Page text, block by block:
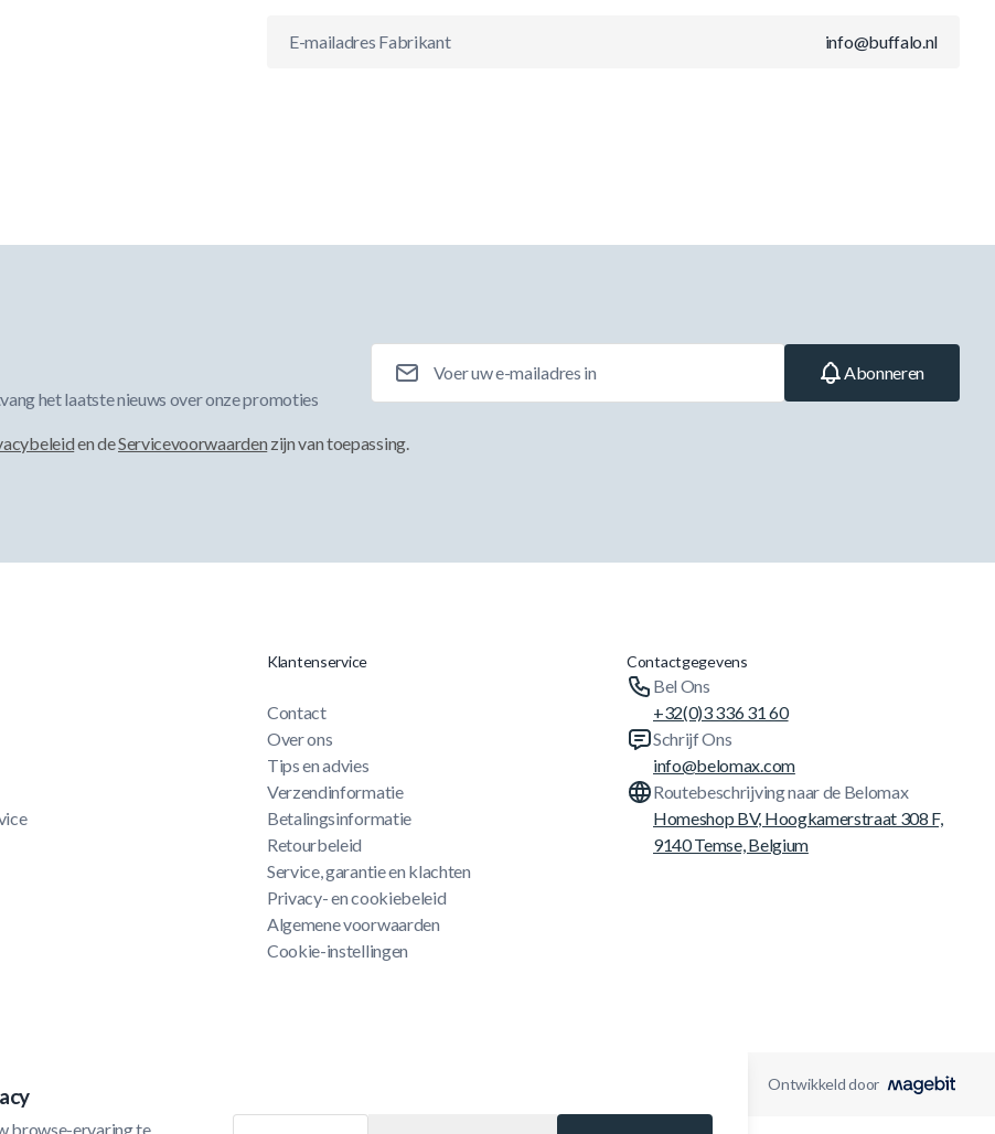
E-mailadres Fabrikant info@buffalo.nl
browse-ervaring te
het laatste nieuws over onze promoties
Abonneren
en deServicevoorwaarden zijn van toepassing.
Klantenservice
Contact
Over ons
Tips en advies
Verzendinformatie
Betalingsinformatie
Retourbeleid
Service, garantie en klachten
Privacy- en cookiebeleid
Algemene voorwaarden
Cookie-instellingen
Contactgegevens
Bel Ons
+32(0)3 336 31 60
Schrijf Ons
info@belomax.com
Routebeschrijving naar de Belomax
Homeshop BV, Hoogkamerstraat 308 F,
9140 Temse, Belgium
Ontwikkeld door